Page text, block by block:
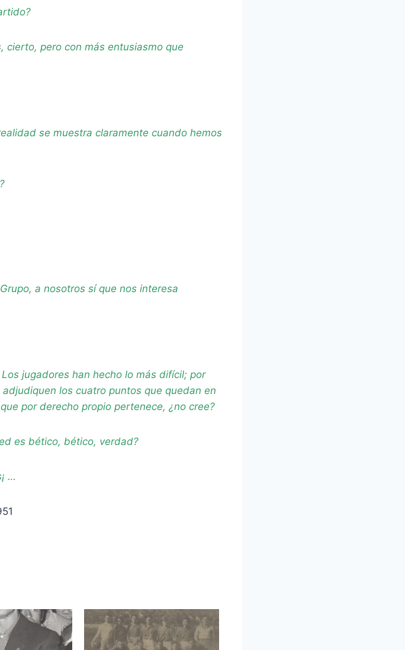
cierto, pero con más entusiasmo que
se muestra claramente cuando hemos
a nosotros sí que nos interesa
jugadores han hecho lo más difícil; por
los cuatro puntos que quedan en
por derecho propio pertenece, ¿no cree?
es bético, bético, verdad?
…